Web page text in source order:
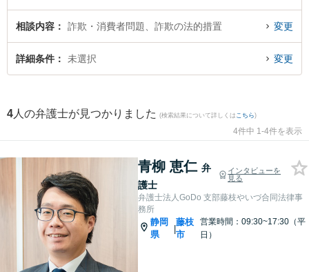
した詐欺の法的措置のトラブルを今すぐに弁護士に相談したい』『詐欺の法的
措置のトラブル解決の実績豊富な近くの弁護士を検索したい』『初回相談無料
で詐欺の法的措置を法律相談できる藤枝市内の弁護士に相談予約したい』など
相談内容 詐欺・消費者問題、詐欺の法的措置 変更
詳細条件 未選択 変更
4 人の弁護士が見つかりました (検索結果について詳しくは こちら)
4件中 1-4件を表示
青柳 恵仁 弁
護士
インタビューを
見る
弁護士法人GoDo 支部藤枝やいづ合同法律事
務所
静岡
県
|
藤枝
市
営業時間：09:30~17:30（平
日）